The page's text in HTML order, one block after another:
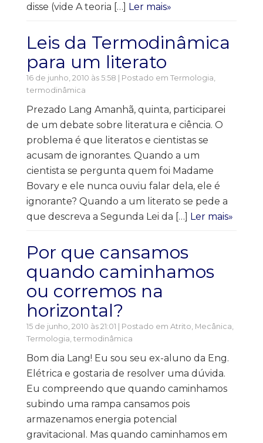
disse (vide A teoria […] Ler mais»
Leis da Termodinâmica
para um literato
16 de junho, 2010 às 5:58 | Postado em Termologia,
termodinâmica
Prezado Lang Amanhã, quinta, participarei
de um debate sobre literatura e ciência. O
problema é que literatos e cientistas se
acusam de ignorantes. Quando a um
cientista se pergunta quem foi Madame
Bovary e ele nunca ouviu falar dela, ele é
ignorante? Quando a um literato se pede a
que descreva a Segunda Lei da […] Ler mais»
Por que cansamos
quando caminhamos
ou corremos na
horizontal?
15 de junho, 2010 às 21:01 | Postado em Atrito Mecânica
Termologia, termodinâmica
Bom dia Lang! Eu sou seu ex-aluno da Eng.
Elétrica e gostaria de resolver uma dúvida.
Eu compreendo que quando caminhamos
subindo uma rampa cansamos pois
armazenamos energia potencial
gravitacional. Mas quando caminhamos em